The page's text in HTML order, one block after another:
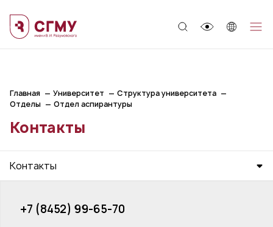
Главная Университет
Структура университета
Отделы
Отдел аспирантуры
Контакты
Контакты
+7 (8452) 99-65-70